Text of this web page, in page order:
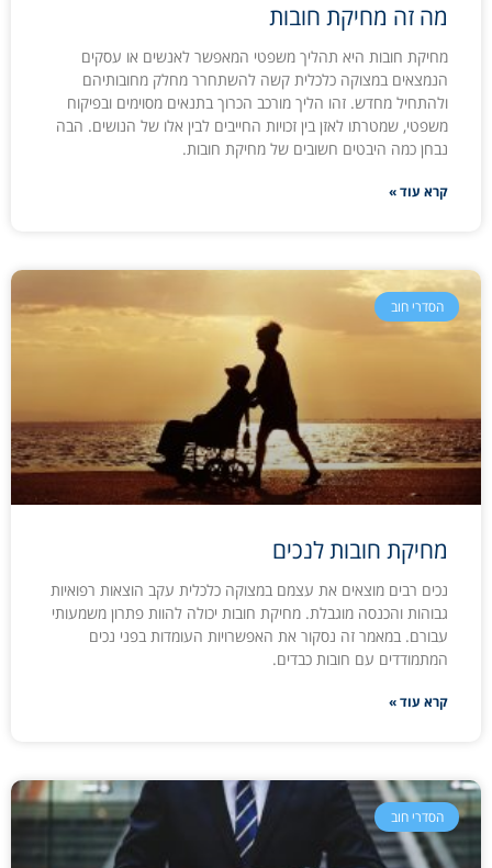
מה זה מחיקת חובות
מחיקת חובות היא תהליך משפטי המאפשר לאנשים או עסקים
הנמצאים במצוקה כלכלית קשה להשתחרר מחלק מחובותיהם
ולהתחיל מחדש. זהו הליך מורכב הכרוך בתנאים מסוימים ובפיקוח
משפטי, שמטרתו לאזן בין זכויות החייבים לבין אלו של הנושים. הבה
נבחן כמה היבטים חשובים של מחיקת חובות.
קרא עוד »
הסדרי חוב
מחיקת חובות לנכים
נכים רבים מוצאים את עצמם במצוקה כלכלית עקב הוצאות רפואיות
גבוהות והכנסה מוגבלת. מחיקת חובות יכולה להוות פתרון משמעותי
עבורם. במאמר זה נסקור את האפשרויות העומדות בפני נכים
המתמודדים עם חובות כבדים.
קרא עוד »
הסדרי חוב